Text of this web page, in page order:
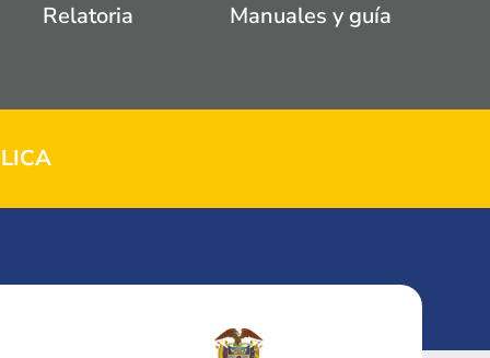
Relatoria Manuales y guía